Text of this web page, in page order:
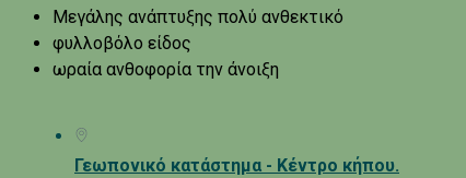
Μεγάλης ανάπτυξης πολύ ανθεκτικό
φυλλοβόλο είδος
ωραία ανθοφορία την άνοιξη
Γεωπονικό κατάστημα - Κέντρο κήπου.